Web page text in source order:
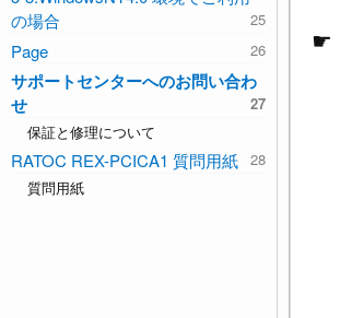
☛
の場合
Page
サポートセンターへのお問い合わ
せ
保証と修理について
RATOC REX-PCICA1 質問用紙
質問用紙